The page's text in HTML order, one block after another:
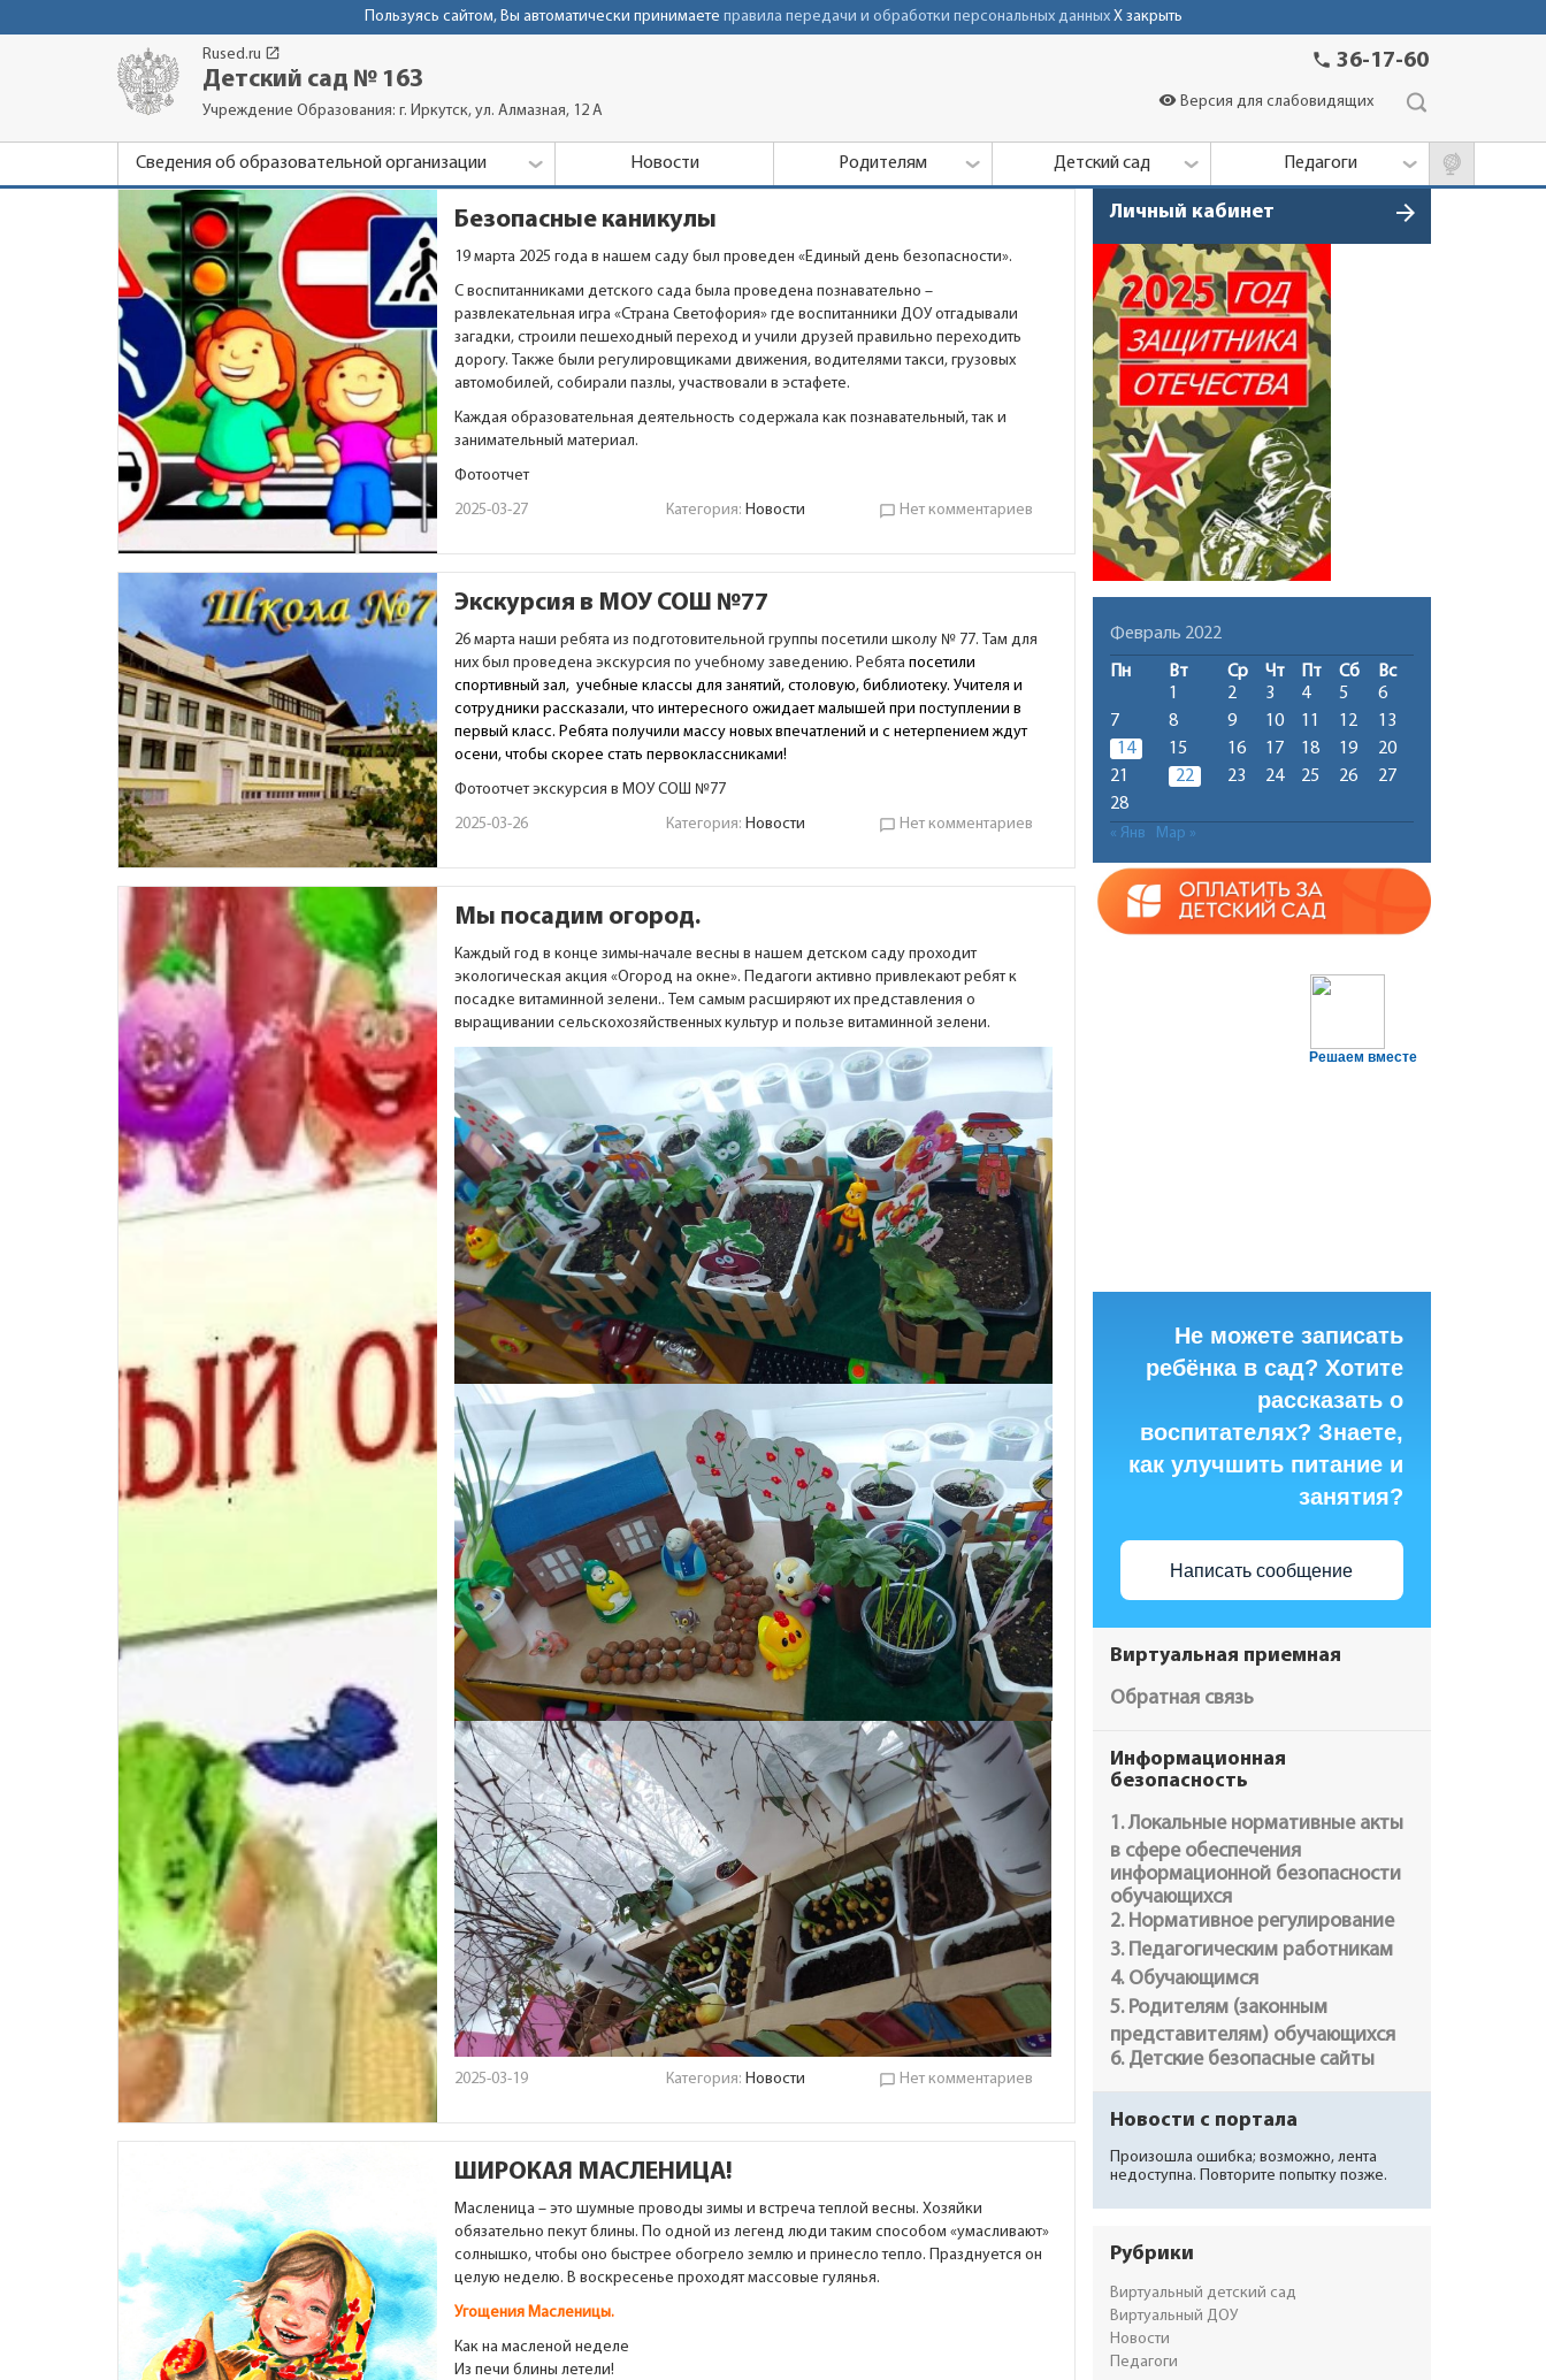
Пользуясь сайтом, Вы автоматически принимаете правила передачи и обработки персональных данных X закрыть
Rused.ru launch
Детский сад № 163
Учреждение Образования: г. Иркутск, ул. Алмазная, 12 А
phone 36-17-60
visibility Версия для слабовидящих
Сведения об образовательной организации Новости Родителям Детский сад Педагоги
Безопасные каникулы
19 марта 2025 года в нашем саду был проведен «Единый день безопасности».
С воспитанниками детского сада была проведена познавательно –
развлекательная игра «Страна Светофория» где воспитанники ДОУ отгадывали
загадки, строили пешеходный переход и учили друзей правильно переходить
дорогу. Также были регулировщиками движения, водителями такси, грузовых
автомобилей, собирали пазлы, участвовали в эстафете.
Каждая образовательная деятельность содержала как познавательный, так и
занимательный материал.
Фотоотчет
2025-03-27
Категория:Новости chat_bubble_outline Нет комментариев
Экскурсия в МОУ СОШ №77
26 марта наши ребята из подготовительной группы посетили школу № 77. Там для
них был проведена экскурсия по учебному заведению. Ребята посетили
спортивный зал, учебные классы для занятий, столовую, библиотеку. Учителя и
сотрудники рассказали, что интересного ожидает малышей при поступлении в
первый класс. Ребята получили массу новых впечатлений и с нетерпением ждут
осени, чтобы скорее стать первоклассниками!
Фотоотчет экскурсия в МОУ СОШ №77
2025-03-26
Категория:Новости chat_bubble_outline Нет комментариев
Мы посадим огород.
Каждый год в конце зимы-начале весны в нашем детском саду проходит
экологическая акция «Огород на окне». Педагоги активно привлекают ребят к
посадке витаминной зелени.. Тем самым расширяют их представления о
выращивании сельскохозяйственных культур и пользе витаминной зелени.
2025-03-19 Категория:Новости chat_bubble_outline Нет комментариев
ШИРОКАЯ МАСЛЕНИЦА!
Масленица – это шумные проводы зимы и встреча теплой весны. Хозяйки
обязательно пекут блины. По одной из легенд люди таким способом «умасливают»
солнышко, чтобы оно быстрее обогрело землю и принесло тепло. Празднуется он
целую неделю. В воскресенье проходят массовые гулянья.
Угощения Масленицы.
Как на масленой неделе
Из печи блины летели!
Личный кабинет arrow_forward
Февраль 2022
Пн Вт Ср Чт Пт Сб
Вс
1
2 3 4 5
6
7
8 9 10 11 12
13
14
15 16 17 18 19
20
21
22 23 24 25 26
27
28
« Янв Мар »
Решаем вместе
Не можете записать
ребёнка в сад? Хотите
рассказать о
воспитателях? Знаете,
как улучшить питание и
занятия?
Написать сообщение
Виртуальная приемная
Обратная связь
Информационная
безопасность
1. Локальные нормативные акты
в сфере обеспечения
информационной безопасности
обучающихся
2. Нормативное регулирование
3. Педагогическим работникам
4. Обучающимся
5. Родителям (законным
представителям) обучающихся
6. Детские безопасные сайты
Новости с портала
Произошла ошибка; возможно, лента
недоступна. Повторите попытку позже.
Рубрики
Виртуальный детский сад
Виртуальный ДОУ
Новости
Педагоги